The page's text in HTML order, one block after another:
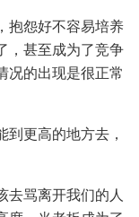
抱怨好不容易培养
，甚至成为了竞争
况的出现是很正常
更高的地方去，
去骂离开我们的人